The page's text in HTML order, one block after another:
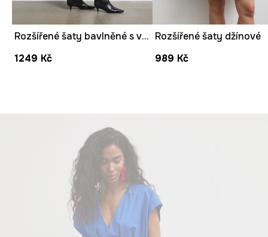
Rozšířené šaty bavlněné s volánem
1249 Kč
Rozšířené šaty džínové
989 Kč